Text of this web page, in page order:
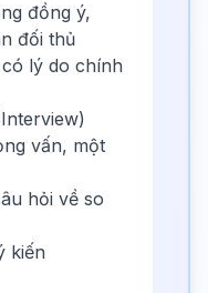
đồng ý,
đối thủ
lý do chính
vấn, một
hỏi về so
kiến